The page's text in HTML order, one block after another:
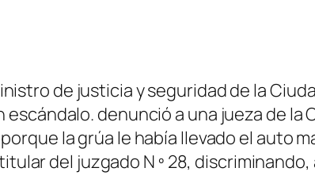
de justicia y seguridad de la
denunció a una jueza de
la grúa le había llevado el auto
del juzgado N º 28,